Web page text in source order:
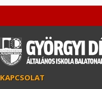
KAPCSOLAT